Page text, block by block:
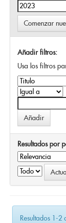
Comenzar
Añadir filtros:
Usa los filtros
Resultados por
Resultados 1-2